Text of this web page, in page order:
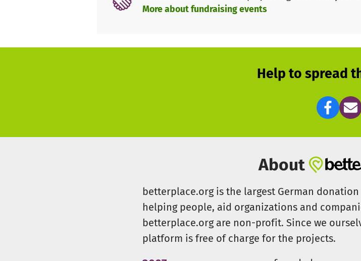
More about fundraising events
Help to spread
About
betterplace.org is the largest German
helping people, aid organizations and
betterplace.org are non-profit. Since we
platform is free of charge for the projects.